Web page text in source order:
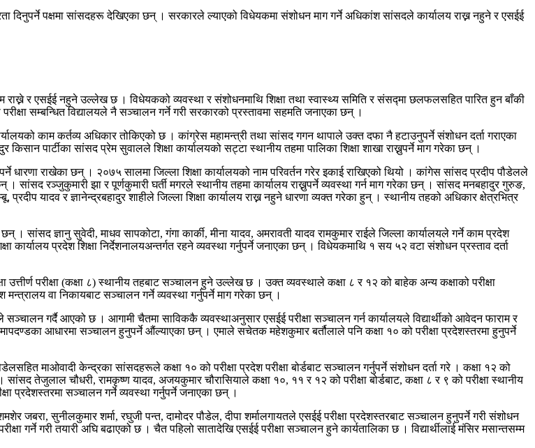
दिनुपर्ने पक्षमा सांसदहरू देखिएका छन् । सरकारले ल्याएको विधेयकमा संशोधन माग गर्ने अधिकांश सांसदले कार्यालय राख्न नहुने र एसईई
राख्ने र एसईई नहुने उल्लेख छ । विधेयकको व्यवस्था र संशोधनमाथि शिक्षा तथा स्वास्थ्य समिति र संसद्मा छलफलसहित पारित हुन बाँकी
सम्बन्धित विद्यालयले नै सञ्चालन गर्ने गरी सरकारको प्रस्तावमा सहमति जनाएका छन् ।
काम कर्तव्य अधिकार तोकिएको छ । कांग्रेस महामन्त्री तथा सांसद गगन थापाले उक्त दफा नै हटाउनुपर्ने संशोधन दर्ता गराएका
पार्टीका सांसद प्रेम सुवालले शिक्षा कार्यालयको सट्टा स्थानीय तहमा पालिका शिक्षा शाखा राख्नुपर्ने माग गरेका छन् ।
धारणा राखेका छन् । २०७५ सालमा जिल्ला शिक्षा कार्यालयको नाम परिवर्तन गरेर इकाई राखिएको थियो । कांगेस सांसद प्रदीप पौडेलले
सांसद रञ्जुकुमारी झा र पूर्णकुमारी घर्ती मगरले स्थानीय तहमा कार्यालय राख्नुपर्ने व्यवस्था गर्न माग गरेका छन् । सांसद मनबहादुर गुरुङ,
प्रदीप यादव र ज्ञानेन्द्रबहादुर शाहीले जिल्ला शिक्षा कार्यालय राख्न नहुने धारणा व्यक्त गरेका हुन् । स्थानीय तहको अधिकार क्षेत्रभित्र
। सांसद ज्ञानु सुवेदी, माधव सापकोटा, गंगा कार्की, मीना यादव, अमरावती यादव रामकुमार राईले जिल्ला कार्यालयले गर्ने काम प्रदेश
कार्यालय प्रदेश शिक्षा निर्देशनालयअन्तर्गत रहने व्यवस्था गर्नुपर्ने जनाएका छन् । विधेयकमाथि १ सय ५२ वटा संशोधन प्रस्ताव दर्ता
उत्तीर्ण परीक्षा (कक्षा ८) स्थानीय तहबाट सञ्चालन हुने उल्लेख छ । उक्त व्यवस्थाले कक्षा ८ र १२ को बाहेक अन्य कक्षाको परीक्षा
वा निकायबाट सञ्चालन गर्ने व्यवस्था गर्नुपर्ने माग गरेका छन् ।
सञ्चालन गर्दै आएको छ । आगामी चैतमा साविककै व्यवस्थाअनुसार एसईई परीक्षा सञ्चालन गर्न कार्यालयले विद्यार्थीको आवेदन फाराम र
आधारमा सञ्चालन हुनुपर्ने औंल्याएका छन् । एमाले सचेतक महेशकुमार बर्तौलाले पनि कक्षा १० को परीक्षा प्रदेशस्तरमा हुनुपर्ने
माओवादी केन्द्रका सांसदहरूले कक्षा १० को परीक्षा प्रदेश परीक्षा बोर्डबाट सञ्चालन गर्नुपर्ने संशोधन दर्ता गरे । कक्षा १२ को
तेजुलाल चौधरी, रामकृष्ण यादव, अजयकुमार चौरासियाले कक्षा १०, ११ र १२ को परीक्षा बोर्डबाट, कक्षा ८ र ९ को परीक्षा स्थानीय
प्रदेशस्तरमा सञ्चालन गर्ने व्यवस्था गर्नुपर्ने जनाएका छन् ।
जबरा, सुनीलकुमार शर्मा, रघुजी पन्त, दामोदर पौडेल, दीपा शर्मालगायतले एसईई परीक्षा प्रदेशस्तरबाट सञ्चालन हुनुपर्ने गरी संशोधन
गर्ने गरी तयारी अघि बढाएको छ । चैत पहिलो सातादेखि एसईई परीक्षा सञ्चालन हुने कार्यतालिका छ । विद्यार्थीलाई मंसिर मसान्तसम्म